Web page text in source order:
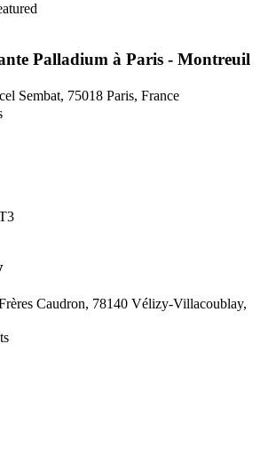
Palladium à Paris - Montreuil
Sembat, 75018 Paris, France
Caudron, 78140 Vélizy-Villacoublay,